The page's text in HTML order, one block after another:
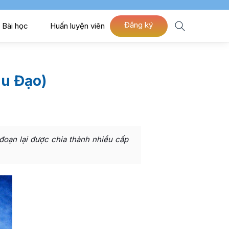
Bài học Huấn luyện viên Đăng ký
Đạo)
lại được chia thành nhiều cấp